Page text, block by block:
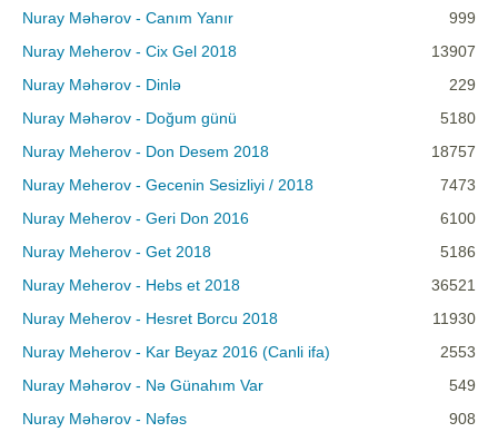
Nuray Məhərov - Canım Yanır
999
Nuray Meherov - Cix Gel 2018
13907
Nuray Məhərov - Dinlə
229
Nuray Məhərov - Doğum günü
5180
Nuray Meherov - Don Desem 2018
18757
Nuray Meherov - Gecenin Sesizliyi / 2018
7473
Nuray Meherov - Geri Don 2016
6100
Nuray Meherov - Get 2018
5186
Nuray Meherov - Hebs et 2018
36521
Nuray Meherov - Hesret Borcu 2018
11930
Nuray Meherov - Kar Beyaz 2016 (Canli ifa)
2553
Nuray Məhərov - Nə Günahım Var
549
Nuray Məhərov - Nəfəs
908